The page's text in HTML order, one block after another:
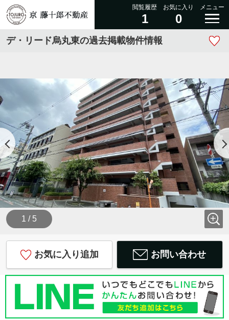
閲覧履歴
1
お気に入り
0
メニュー
デ・リード烏丸東の過去掲載物件情報
1 / 5
お気に入り追加 お問い合わせ